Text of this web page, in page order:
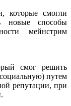
которые смогли
новые способы
мейнстрим
смог решить
путем
репутации, при